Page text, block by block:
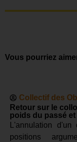
Vous pourriez
Collectif des
Retour sur le
poids du passé
L'annulation d'un
positions